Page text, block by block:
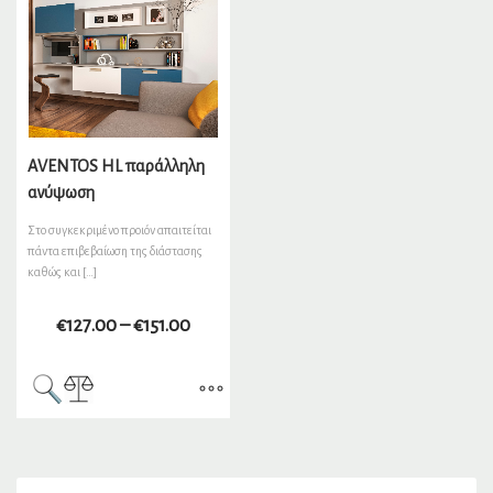
AVENTOS HL παράλληλη
ανύψωση
Στο συγκεκριμένο προιόν απαιτείται
πάντα επιβεβαίωση της διάστασης
καθώς και […]
€127.00–€151.00